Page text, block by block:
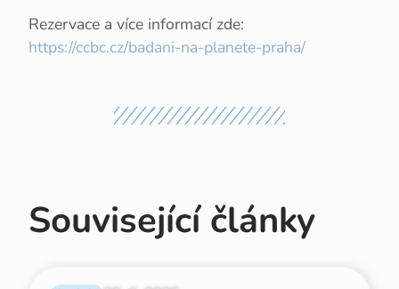
Rezervace a více informací zde:
https://ccbc.cz/badani-na-planete-praha/
Související články